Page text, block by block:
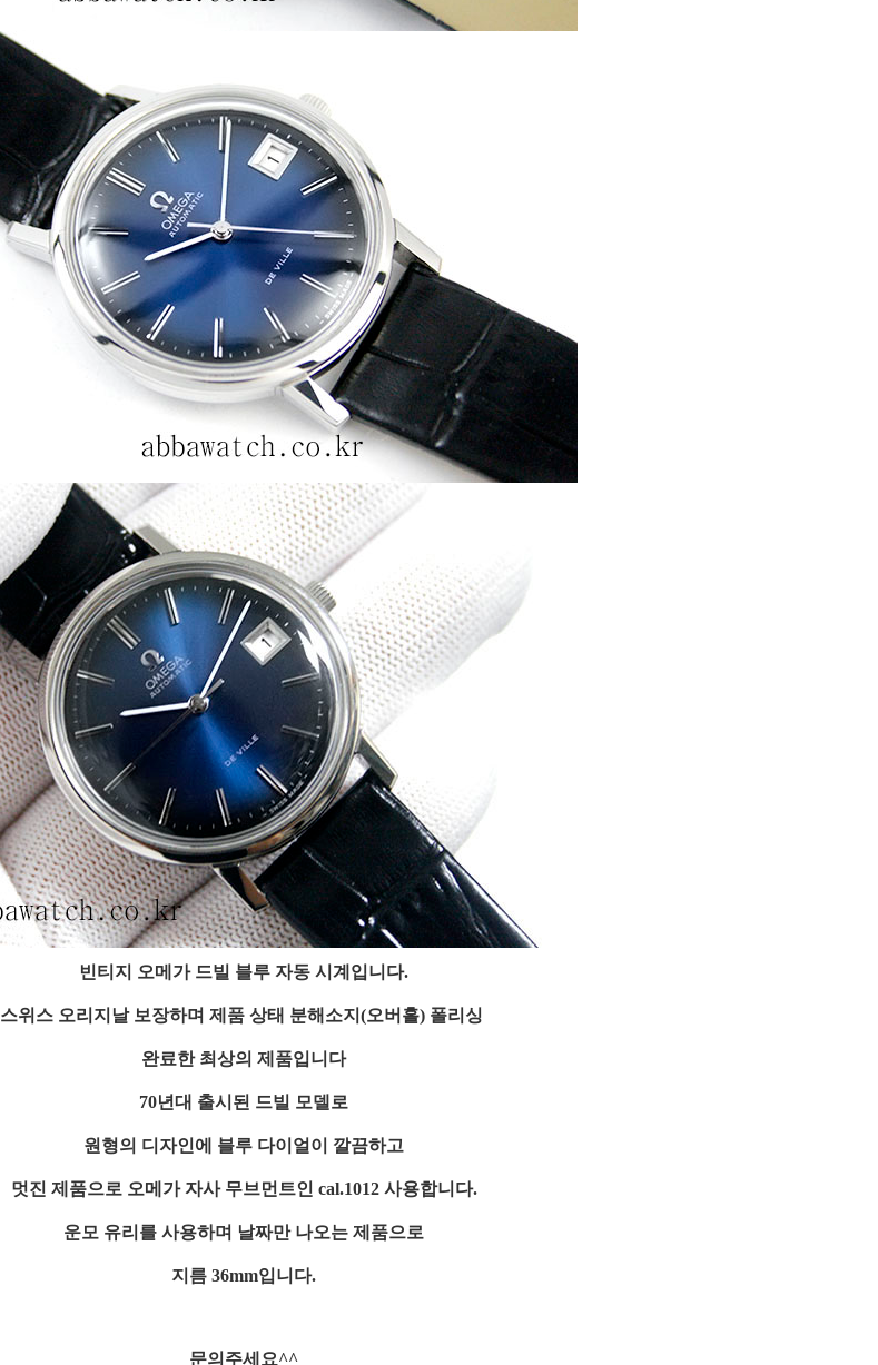
빈티지 오메가 드빌 블루 자동 시계입니다.
스위스 오리지날 보장하며 제품 상태 분해소지(오버홀) 폴리싱
완료한 최상의 제품입니다
70년대 출시된 드빌 모델로
원형의 디자인에 블루 다이얼이 깔끔하고
멋진 제품으로 오메가 자사 무브먼트인 cal.1012 사용합니다.
운모 유리를 사용하며 날짜만 나오는 제품으로
지름 36mm입니다.
문의주세요^^